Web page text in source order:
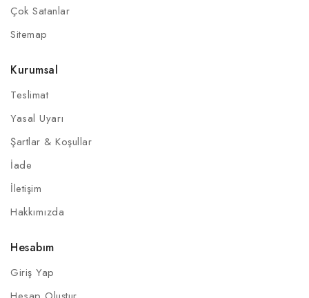
Çok Satanlar
Sitemap
Kurumsal
Teslimat
Yasal Uyarı
Şartlar & Koşullar
İade
İletişim
Hakkımızda
Hesabım
Giriş Yap